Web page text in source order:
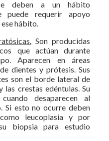
deben a un hábito
puede requerir apoyo
hábito.
Son producidas
que actúan durante
Aparecen en áreas
dientes y prótesis. Sus
son el borde lateral de
las crestas edéntulas. Su
desaparecen al
Si esto no ocurre deben
leucoplasia y por
biopsia para estudio